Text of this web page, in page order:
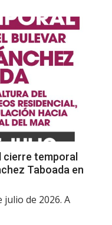
cierre temporal
Taboada en
de 2026. A